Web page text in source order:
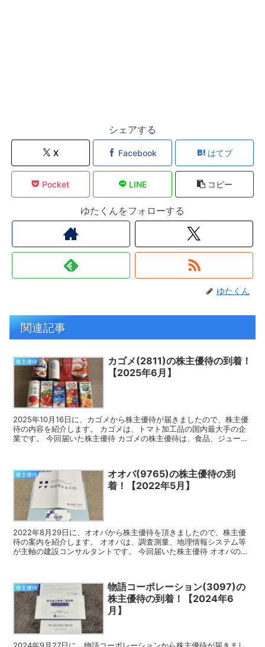
シェアする
X Facebook はてブ
Pocket LINE コピー
ゆたくんをフォローする
ゆたくん
関連記事
株主優待
カゴメ(2811)の株主優待の到着！
【2025年6月】
2025年10月16日に、カゴメから株主優待が届きましたので、株主優
待の内容を紹介します。 カゴメは、トマト加工品の国内最大手の企
業です。 今回届いた株主優待 カゴメの株主優待は、食品、ジュース
株主優待
オオバ(9765)の株主優待の到
着！【2022年5月】
2022年8月29日に、オオバから株主優待を頂きましたので、株主優
待の案内を紹介します。 オオバは、調査測量、地理情報システム等
が主軸の建設コンサルタントです。 今回届いた株主優待 オオバの株
株主優待
物語コーポレーション(3097)の
株主優待の到着！【2024年6
月】